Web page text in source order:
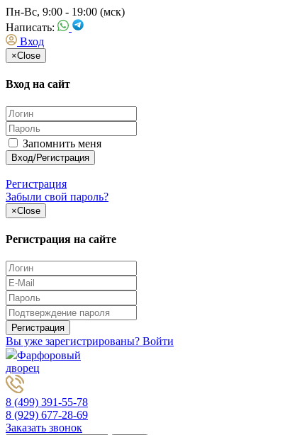
Пн-Вс, 9:00 - 19:00 (мск)
Написать:
Вход
×Close
Вход на сайт
Запомнить меня
Регистрация
Забыли свой пароль?
×Close
Регистрация на сайте
Вы уже зарегистрированы? Войти
Фарфоровый
дворец
8 (499) 391-55-78
8 (929) 677-28-69
Заказать звонок